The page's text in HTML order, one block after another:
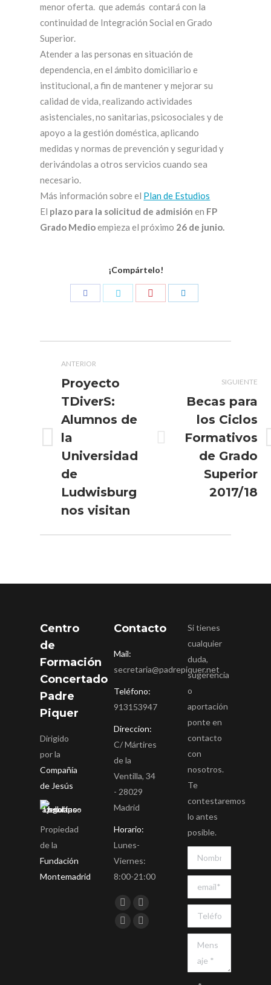
menor oferta. que además contará con la
continuidad de Integración Social en Grado
Superior.
Atender a las personas en situación de
dependencia, en el ámbito domiciliario e
institucional, a fin de mantener y mejorar su
calidad de vida, realizando actividades
asistenciales, no sanitarias, psicosociales y de
apoyo a la gestión doméstica, aplicando
medidas y normas de prevención y seguridad y
derivándolas a otros servicios cuando sea
necesario.
Más información sobre el Plan de Estudios
El plazo para la solicitud de admisiónen FP
Grado Medioempieza el próximo 26 de junio.
¡Compártelo!
Compartir Compartir Compartir
entre
publicaciones
ANTERIOR
Publicación
anterior:
Proyecto
TDiverS:
Alumnos de
la
Universidad
de
Ludwisburg
nos visitan
SIGUIENTE
Publicación
siguiente:
Becas para
los Ciclos
Formativos
de Grado
Superior
2017/18
Centro
de
Formación
Concertado
Padre
Piquer
Dirigido
por la
Compañía
de Jesús
Propiedad
de la
Fundación
Montemadrid
Contacto
Mail:
secretaria@padrepiquer.net
Teléfono:
913153947
Direccion:
C/ Mártires
de la
Ventilla, 34
- 28029
Madrid
Horario:
Lunes-
Viernes:
8:00-21:00
Encuéntranos en:
Si tienes
cualquier
duda,
sugerencia
o
aportación
ponte en
contacto
con
nosotros.
Te
contestaremos
lo antes
posible.